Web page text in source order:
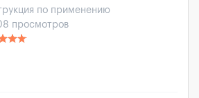
по применению
просмотров